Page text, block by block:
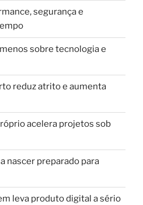
segurança e
sobre tecnologia e
reduz atrito e aumenta
acelera projetos sob
nascer preparado para
leva produto digital a sério